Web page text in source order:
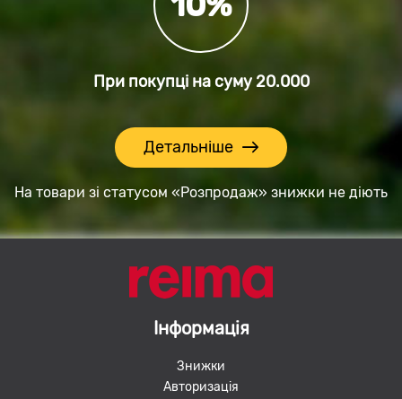
При покупці на суму20.000
Детальніше
На товари зі статусом «Розпродаж» знижки не діють
Інформація
Знижки
Авторизація